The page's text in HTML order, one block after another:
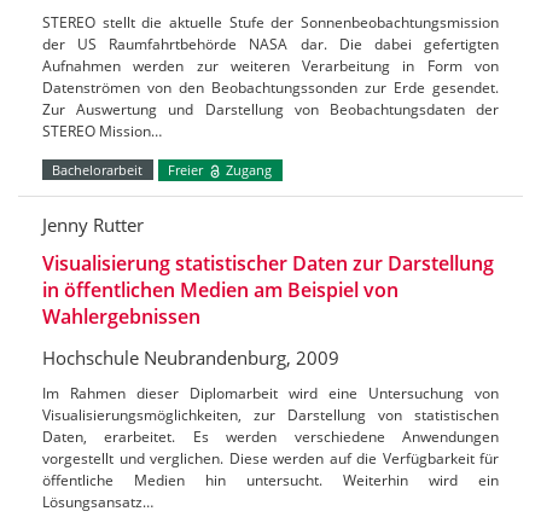
STEREO stellt die aktuelle Stufe der Sonnenbeobachtungsmission
der US Raumfahrtbehörde NASA dar. Die dabei gefertigten
Aufnahmen werden zur weiteren Verarbeitung in Form von
Datenströmen von den Beobachtungssonden zur Erde gesendet.
Zur Auswertung und Darstellung von Beobachtungsdaten der
STEREO Mission…
Bachelorarbeit Freier Zugang
Jenny Rutter
Visualisierung statistischer Daten zur Darstellung
in öffentlichen Medien am Beispiel von
Wahlergebnissen
Hochschule Neubrandenburg, 2009
Im Rahmen dieser Diplomarbeit wird eine Untersuchung von
Visualisierungsmöglichkeiten, zur Darstellung von statistischen
Daten, erarbeitet. Es werden verschiedene Anwendungen
vorgestellt und verglichen. Diese werden auf die Verfügbarkeit für
öffentliche Medien hin untersucht. Weiterhin wird ein
Lösungsansatz…